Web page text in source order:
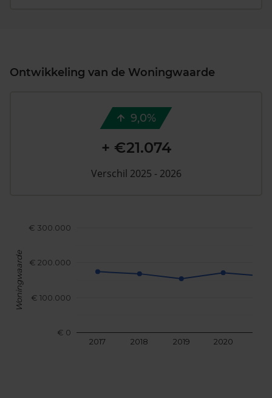
Ontwikkeling van de Woningwaarde
2017 2018 2019 2020
€ 0
€ 100.000
€ 200.000
€ 300.000
Woningwaarde
9,0%
+ €21.074
Verschil 2025 - 2026